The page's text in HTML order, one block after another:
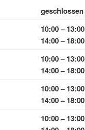
geschlossen
10:00 – 13:00
14:00 – 18:00
10:00 – 13:00
14:00 – 18:00
10:00 – 13:00
14:00 – 18:00
10:00 – 13:00